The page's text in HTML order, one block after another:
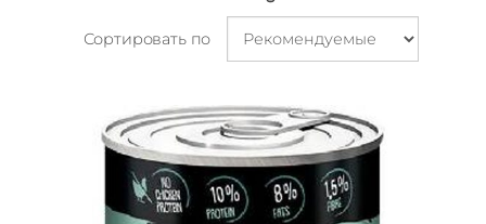
Сортировать по